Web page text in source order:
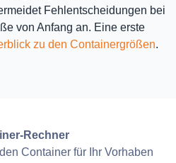
Fehlentscheidungen bei
von Anfang an. Eine erste
zu den Containergrößen.
Rechner
Container für Ihr Vorhaben